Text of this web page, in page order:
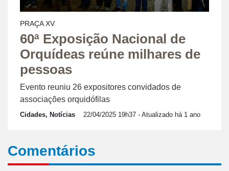
PRAÇA XV
60ª Exposição Nacional de
Orquídeas reúne milhares de
pessoas
Evento reuniu 26 expositores convidados de
associações orquidófilas
Cidades, Notícias 22/04/2025 19h37 - Atualizado há 1 ano
Comentários